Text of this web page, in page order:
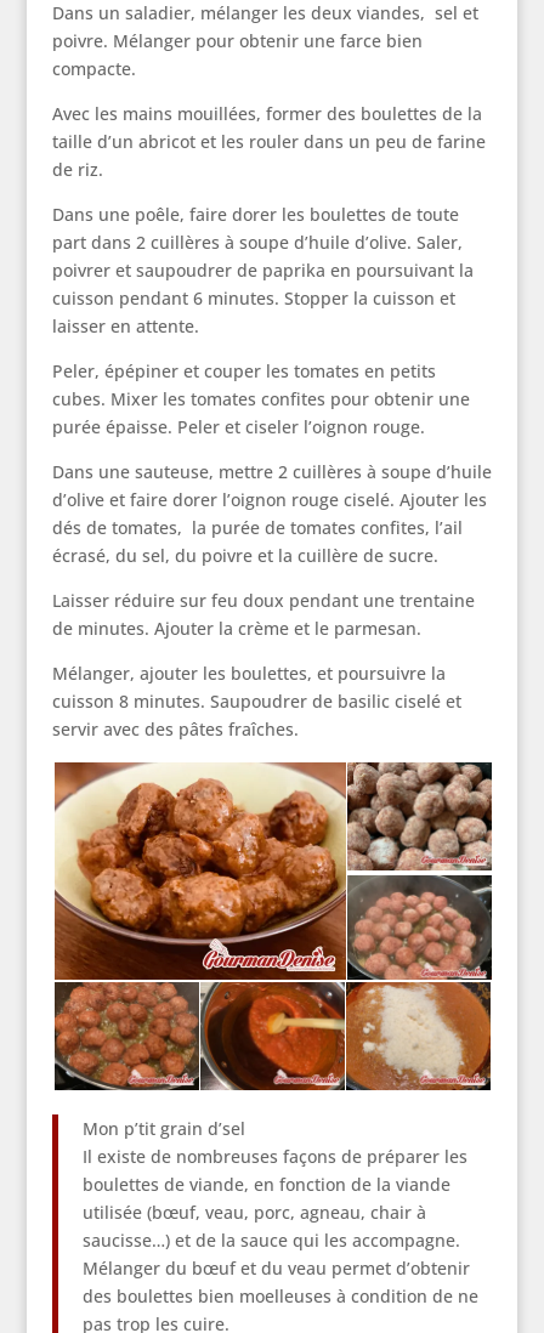
Dans un saladier, mélanger les deux viandes, sel et
poivre. Mélanger pour obtenir une farce bien
compacte.
Avec les mains mouillées, former des boulettes de la
taille d’un abricot et les rouler dans un peu de farine
de riz.
Dans une poêle, faire dorer les boulettes de toute
part dans 2 cuillères à soupe d’huile d’olive. Saler,
poivrer et saupoudrer de paprika en poursuivant la
cuisson pendant 6 minutes. Stopper la cuisson et
laisser en attente.
Peler, épépiner et couper les tomates en petits
cubes. Mixer les tomates confites pour obtenir une
purée épaisse. Peler et ciseler l’oignon rouge.
Dans une sauteuse, mettre 2 cuillères à soupe d’huile
d’olive et faire dorer l’oignon rouge ciselé. Ajouter les
dés de tomates, la purée de tomates confites, l’ail
écrasé, du sel, du poivre et la cuillère de sucre.
Laisser réduire sur feu doux pendant une trentaine
de minutes. Ajouter la crème et le parmesan.
Mélanger, ajouter les boulettes, et poursuivre la
cuisson 8 minutes. Saupoudrer de basilic ciselé et
servir avec des pâtes fraîches.
Mon p’tit grain d’sel
Il existe de nombreuses façons de préparer les
boulettes de viande, en fonction de la viande
utilisée (bœuf, veau, porc, agneau, chair à
saucisse…) et de la sauce qui les accompagne.
Mélanger du bœuf et du veau permet d’obtenir
des boulettes bien moelleuses à condition de ne
pas trop les cuire.